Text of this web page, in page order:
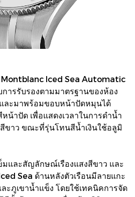
Montblanc Iced Sea Automatic
ารรับรองตามมาตรฐานของห้อง
ละมาพร้อมขอบหน้าปัดหมุนได้
น้าปัด เพื่อแสดงเวลาในการดำน้ำ
ขาว ขณะที่รุ่นโทนสีน้ำเงินใช้อลูมิ
และสัญลักษณ์เรืองแสงสีขาว และ
Sea ด้านหลังตัวเรือนมีลายแกะ
ะภูเขาน้ำแข็ง โดยใช้เทคนิคการจัด